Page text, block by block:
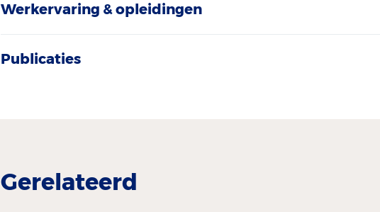
Werkervaring & opleidingen
Publicaties
Gerelateerd